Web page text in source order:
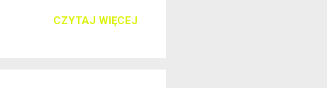
Posiada 89 rozdziałów.
CZYTAJ WIĘCEJ